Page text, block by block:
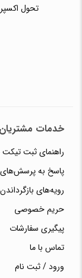
تحول
خدمات مشتریان
راهنمای ثبت تیکت
پاسخ به پرسش‌های
رویه‌های بازگرداندن
حریم خصوصی
پیگیری سفارشات
تماس با ما
ورود / ثبت نام